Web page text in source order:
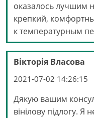
оказалось лучшим
крепкий,
к температурным
Вікторія Власова
2021-07-02 14:26:15
Дякую вашим
вінілову підлогу. Я